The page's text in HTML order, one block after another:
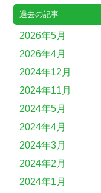
過去の記事
2026年5月
2026年4月
2024年12月
2024年11月
2024年5月
2024年4月
2024年3月
2024年2月
2024年1月